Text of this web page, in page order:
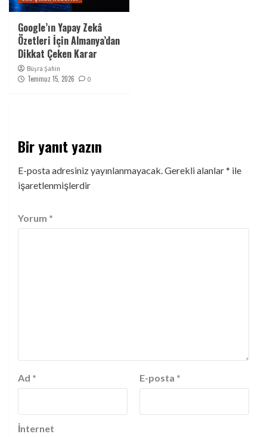
Google’ın Yapay Zekâ
Özetleri İçin Almanya’dan
Dikkat Çeken Karar
Büşra Şahin
Temmuz 15, 2026 0
Bir yanıt yazın
E-posta adresiniz yayınlanmayacak.Gerekli alanlar* ile
işaretlenmişlerdir
Yorum *
Ad * E-posta *
İnternet